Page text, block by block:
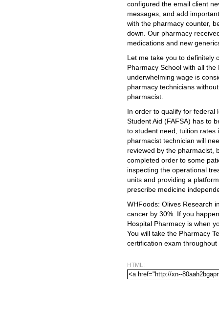
configured the email client
messages, and add
with the pharmacy counter,
down. Our pharmacy
medications and new
Let me take you to definitely
Pharmacy School with all
underwhelming wage is
pharmacy technicians
pharmacist.
In order to qualify for
Student Aid (FAFSA) has to
to student need, tuition rates
pharmacist technician will
reviewed by the pharmacist,
completed order to some
inspecting the operational
units and providing a
prescribe medicine
WHFoods: Olives Research
cancer by 30%. If you
Hospital Pharmacy is when
You will take the Pharmacy
certification exam
HTML: